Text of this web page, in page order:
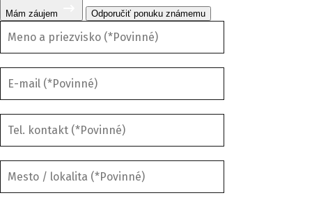
Mám záujem Odporučiť ponuku známemu